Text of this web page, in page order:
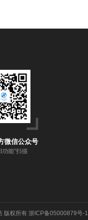
微信公众号
功能”扫描
版权所有 浙ICP备05000879号-1